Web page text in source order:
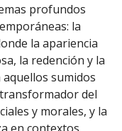
profundos
la
la apariencia
la redención y la
sumidos
del
y morales, y la